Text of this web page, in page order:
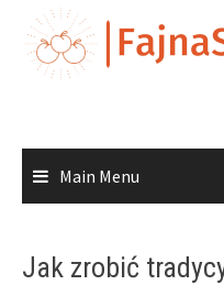
content
Main Menu
Jak zrobić